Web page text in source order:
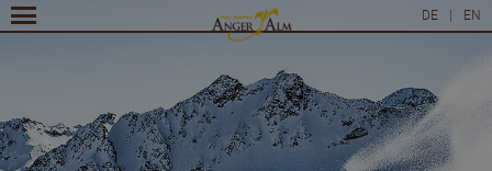
DE | EN